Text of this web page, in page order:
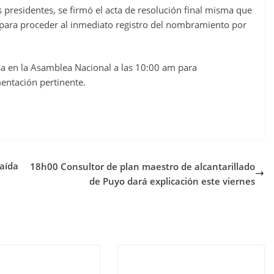
se firmó el acta de resolución final misma que
proceder al inmediato registro del nombramiento por
en la Asamblea Nacional a las 10:00 am para
pertinente.
18h00 Consultor de plan maestro de alcantarillado
de Puyo dará explicación este viernes